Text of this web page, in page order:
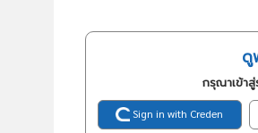
ดู
กรุณาเข้า
Sign in with Creden